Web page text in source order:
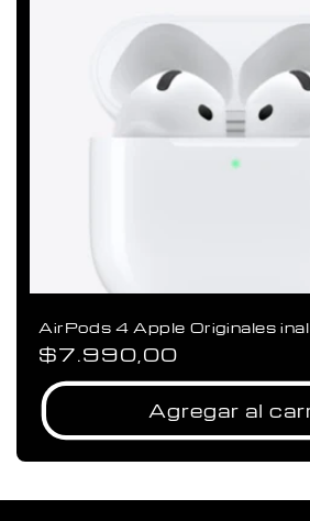
AirPods 4 Apple Originales
Precio
habitual
$7.990,00
Agregar al